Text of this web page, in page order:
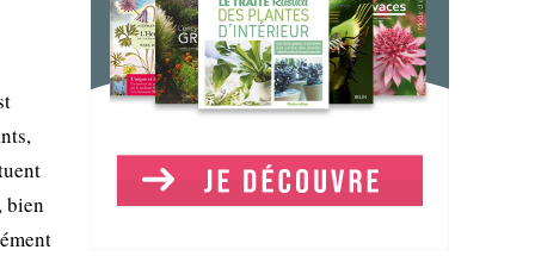
bien